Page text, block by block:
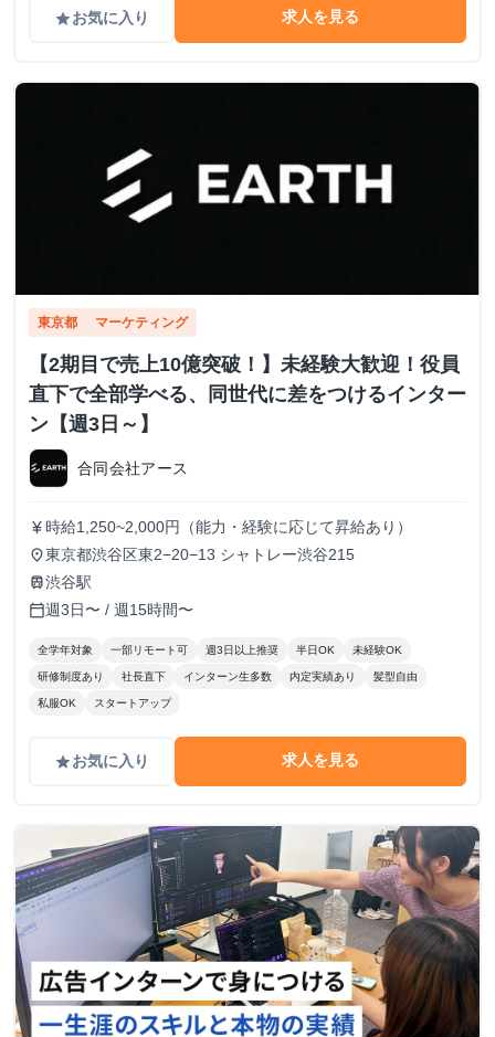
gradeお気に入り 求人を見る
東京都 マーケティング
【2期目で売上10億突破！】未経験大歓迎！役員
直下で全部学べる、同世代に差をつけるインター
ン【週3日～】
合同会社アース
currency_yen 時給1,250~2,000円（能力・経験に応じて昇給あり）
place東京都渋谷区東2−20−13 シャトレー渋谷215
train渋谷駅
calendar_today週3日〜 / 週15時間〜
全学年対象 一部リモート可 週3日以上推奨 半日OK 未経験OK
研修制度あり 社長直下 インターン生多数 内定実績あり 髪型自由
私服OK スタートアップ
gradeお気に入り 求人を見る